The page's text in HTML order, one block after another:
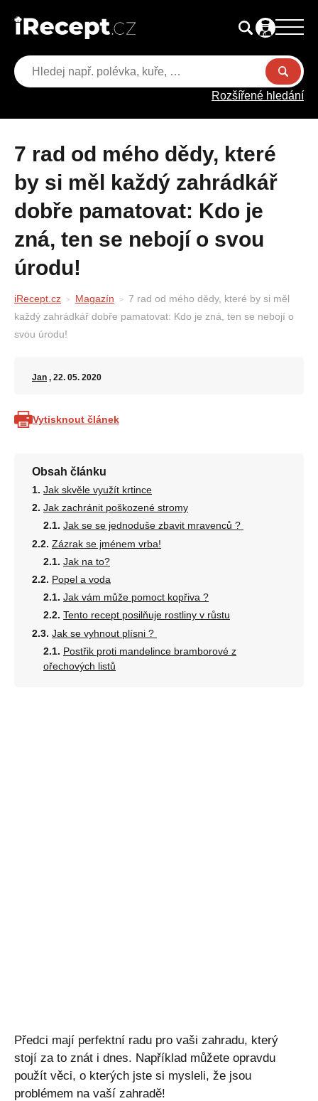
Rozšířené hledání
7 rad od mého dědy, které
by si měl každý zahrádkář
dobře pamatovat: Kdo je
zná, ten se nebojí o svou
úrodu!
iRecept.cz Magazín
7 rad od mého dědy, které by si měl
každý zahrádkář dobře pamatovat: Kdo je zná, ten se nebojí o
svou úrodu!
Jan , 22. 05. 2020
Vytisknout článek
Obsah článku
Jak skvěle využít krtince
Jak zachránit poškozené stromy
Jak se se jednoduše zbavit mravenců ?
Zázrak se jménem vrba!
Jak na to?
Popel a voda
Jak vám může pomoct kopřiva ?
Tento recept posilňuje rostliny v růstu
Jak se vyhnout plísni ?
Postřik proti mandelince bramborové z
ořechových listů
Předci mají perfektní radu pro vaši zahradu, který
stojí za to znát i dnes. Například můžete opravdu
použít věci, o kterých jste si mysleli, že jsou
problémem na vaší zahradě!